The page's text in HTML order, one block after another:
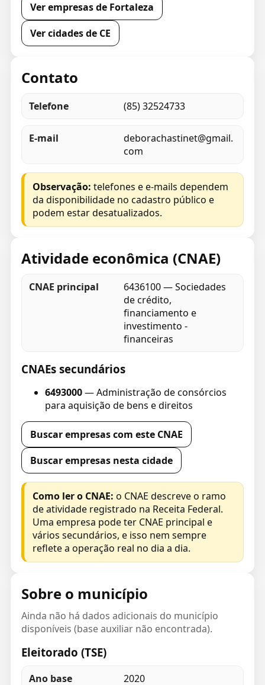
Ver empresas de Fortaleza
Ver cidades de CE
Contato
Telefone (85) 32524733
E-mail
deborachastinet@gmail.
com
Observação: telefones e e-mails dependem
da disponibilidade no cadastro público e
podem estar desatualizados.
Atividade econômica (CNAE)
CNAE principal
6436100 — Sociedades
de crédito,
financiamento e
investimento -
financeiras
CNAEs secundários
6493000— Administração de consórcios
para aquisição de bens e direitos
Buscar empresas com este CNAE
Buscar empresas nesta cidade
Como ler o CNAE: o CNAE descreve o ramo
de atividade registrado na Receita Federal.
Uma empresa pode ter CNAE principal e
vários secundários, e isso nem sempre
reflete a operação real no dia a dia.
Sobre o município
Ainda não há dados adicionais do município
disponíveis (base auxiliar não encontrada).
Eleitorado (TSE)
Ano base 2020